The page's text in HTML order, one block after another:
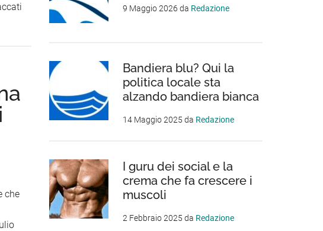
che
9 Maggio 2026 da Redazione
Bandiera blu? Qui la
politica locale sta
alzando bandiera bianca
14 Maggio 2025 da Redazione
I guru dei social e la
crema che fa crescere i
muscoli
2 Febbraio 2025 da Redazione